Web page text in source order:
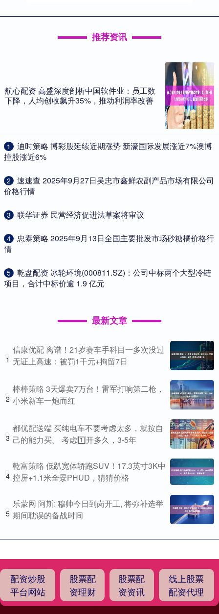
推荐资讯
航心配资 高盛深度剖析中国软件业：员工数
下降，人均创收飙升35%，推动利润率改善
1
​迪时策略 博彩股延续近期涨势 新濠国际发展涨近7%澳博
控股涨近6%
2
​速速查 2025年9月27日吴忠市鑫鲜农副产品市场有限公司
价格行情
3 ​联华证券 民营经济促进法草案将审议
4
​忠泰策略 2025年9月13日全国主要批发市场砂糖橘价格行
情
5
​乾盘配资 冰轮环境(000811.SZ)：公司中标两个大型冷链
项目，合计中标价逾 1.9 亿元
最新文章
1
信康优配 离谱！21岁赛车手科目一多次没过
无证上高速：被罚1千元+拘留7日
2
棒棒策略 3天爆卖7万台！雷军打响第二枪，
小米新车一炮而红
3
都优配送端 买纯电车不要考虑太多，就按自
己的能力买。 考虑1️⃣开多久，3-5年
4
乾富策略 低趴宽体轿跑SUV！17.3英寸3K中
控屏+1.1米全景PHUD，猜猜价格
5
乐蒙网 阿斯: 穆帅今日到岗开工, 将弥补选举
期间耽误的备战时间
配资炒股
平台网站
股票配
资理财
股票配
资资讯
线上股票
配资代理